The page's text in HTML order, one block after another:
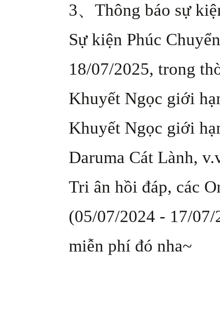
3、Thông báo sự
Sự kiện Phúc
18/07/2025, trong
Khuyết Ngọc giới
Khuyết Ngọc giới
Daruma Cát Lành,
Tri ân hồi đáp, các
(05/07/2024 - 17/
miễn phí đó nha~